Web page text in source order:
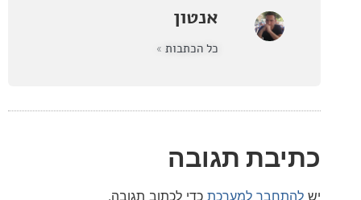
אנטון
תגובה
למערכתכדי לכתוב תגובה.